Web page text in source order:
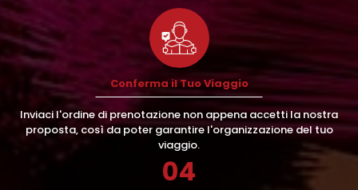
Conferma il Tuo Viaggio
Inviaci l'ordine di prenotazione non appena accetti la nostra
proposta, così da poter garantire l'organizzazione del tuo
viaggio.
04